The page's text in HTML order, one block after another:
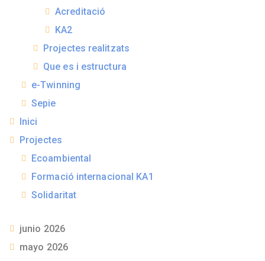
Acreditació
KA2
Projectes realitzats
Que es i estructura
e-Twinning
Sepie
Inici
Projectes
Ecoambiental
Formació internacional KA1
Solidaritat
junio 2026
mayo 2026